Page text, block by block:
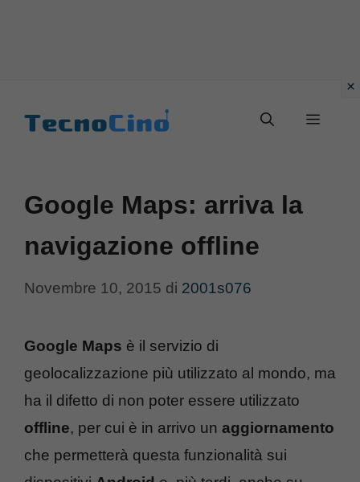
Menu
Google Maps: arriva la
navigazione offline
Novembre 10, 2015 di 2001s076
Google Maps è il servizio di
geolocalizzazione più utilizzato al mondo, ma
ha il difetto di non poter essere utilizzato
offline, per cui è in arrivo un aggiornamento
che permetterà questa funzionalità sui